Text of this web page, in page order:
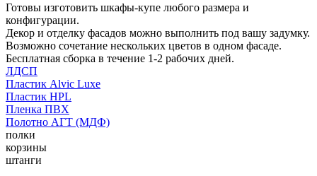
Готовы изготовить шкафы-купе любого размера и
конфигурации.
Декор и отделку фасадов можно выполнить под вашу задумку.
Возможно сочетание нескольких цветов в одном фасаде.
Бесплатная сборка в течение 1-2 рабочих дней.
ЛДСП
Пластик Alvic Luxe
Пластик HPL
Пленка ПВХ
Полотно АГТ (МДФ)
полки
корзины
штанги